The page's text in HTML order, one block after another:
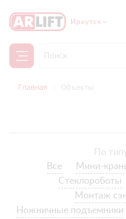
Иркутск
Главная Объекты
По
Все
Мини-
Стеклороботы
Монтаж
Ножничные подъемники